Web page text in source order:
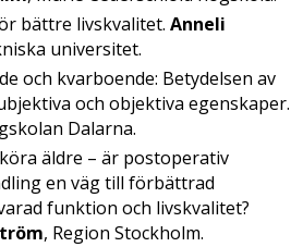
bättre livskvalitet. Anneli
universitet.
och kvarboende: Betydelsen av
och objektiva egenskaper.
Dalarna.
äldre – är postoperativ
en väg till förbättrad
funktion och livskvalitet?
, Region Stockholm.